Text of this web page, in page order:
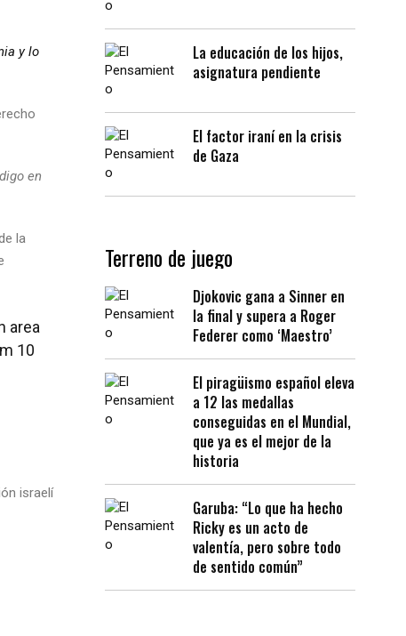
y lo
en
la
area
10
israelí
La educación de los hijos,
asignatura pendiente
El factor iraní en la crisis
de Gaza
Terreno de juego
Djokovic gana a Sinner en
la final y supera a Roger
Federer como ‘Maestro’
El piragüismo español eleva
a 12 las medallas
conseguidas en el Mundial,
que ya es el mejor de la
historia
Garuba: “Lo que ha hecho
Ricky es un acto de
valentía, pero sobre todo
de sentido común”